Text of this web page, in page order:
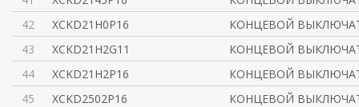
42
XCKD21H0P16
КОНЦЕВОЙ
43
XCKD21H2G11
КОНЦЕВОЙ
44
XCKD21H2P16
КОНЦЕВОЙ
45
XCKD2502P16
КОНЦЕВОЙ